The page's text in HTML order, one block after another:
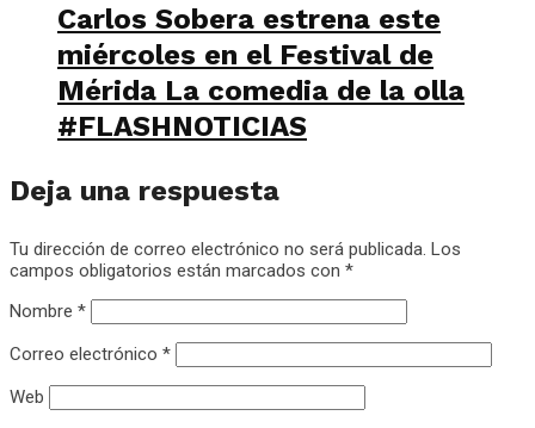
Carlos Sobera estrena este
miércoles en el Festival de
Mérida La comedia de la olla
#FLASHNOTICIAS
Deja una respuesta
Tu dirección de correo electrónico no será publicada. Los
campos obligatorios están marcados con *
Nombre *
Correo electrónico *
Web